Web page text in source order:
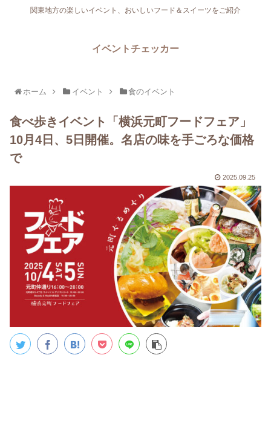
関東地方の楽しいイベント、おいしいフード＆スイーツをご紹介
イベントチェッカー
ホーム イベント 食のイベント
食べ歩きイベント「横浜元町フードフェア」
10月4日、5日開催。名店の味を手ごろな価格
で
2025.09.25